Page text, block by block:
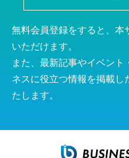
無料会員登録をすると、本
いただけます。
また、最新記事やイベン
ネスに役立つ情報を掲載し
たします。